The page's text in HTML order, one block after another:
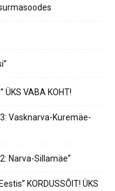
VABA KOHT!
Vasknarva-Kuremäe-
Narva-Sillamäe”
KORDUSSÕIT! ÜKS